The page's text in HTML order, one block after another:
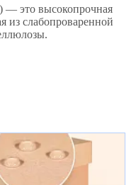
— это высокопрочная
из слабопроваренной